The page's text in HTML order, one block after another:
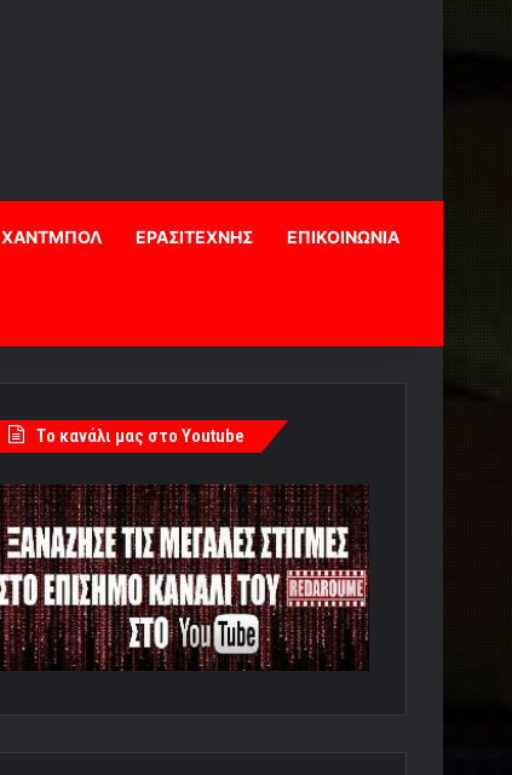
ΧΑΝΤΜΠΟΛ ΕΡΑΣΙΤΕΧΝΗΣ ΕΠΙΚΟΙΝΩΝΙΑ
Tο κανάλι μας στο Youtube